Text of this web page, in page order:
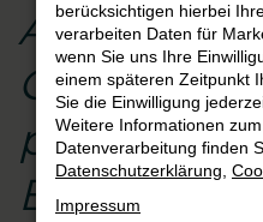
Audi Q3
berücksichtigen hierbei
verarbeiten Daten für
wenn Sie uns Ihre
einem späteren Zeitpunkt
Sie die Einwilligung
Weitere Informationen
Datenverarbeitung finden
Datenschutzerklärung
Impressum